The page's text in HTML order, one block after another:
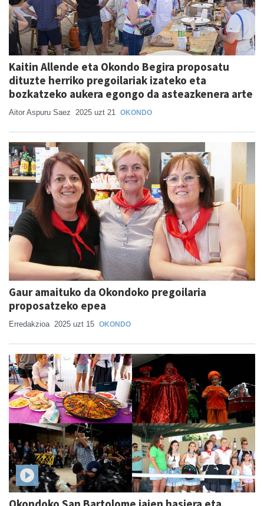
Kaitin Allende eta Okondo Begira proposatu
dituzte herriko pregoilariak izateko eta
bozkatzeko aukera egongo da asteazkenera arte
Aitor Aspuru Saez 2025 uzt 21 OKONDO
Gaur amaituko da Okondoko pregoilaria
proposatzeko epea
Erredakzioa 2025 uzt 15 OKONDO